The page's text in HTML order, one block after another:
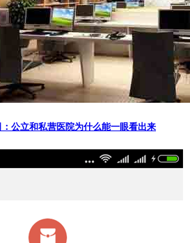
公立和私营医院为什么能一眼看出来